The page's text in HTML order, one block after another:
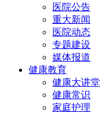
医院公告
重大新闻
医院动态
专题建设
媒体报道
健康教育
健康大讲堂
健康常识
家庭护理